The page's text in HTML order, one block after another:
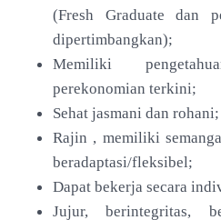
(Fresh Graduate dan
dipertimbangkan);
Memiliki
perekonomian terkini;
Sehat jasmani dan rohani;
Rajin , memiliki
beradaptasi/fleksibel;
Dapat bekerja secara
Jujur, berintegritas,